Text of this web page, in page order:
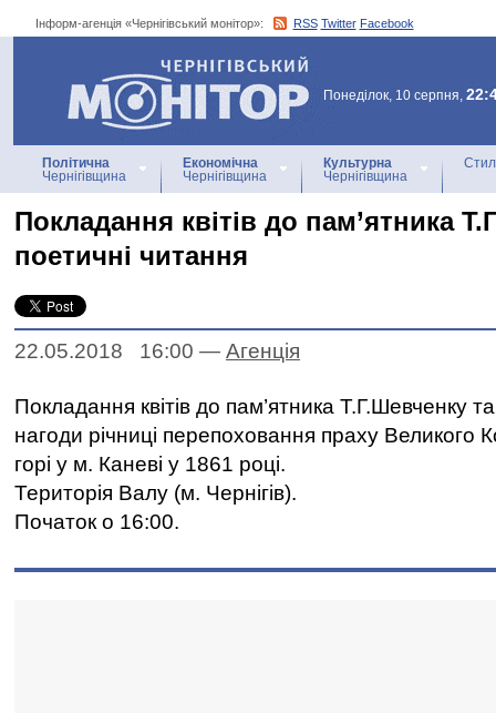
Інформ-агенція «Чернігівський монітор»: RSS Twitter Facebook
Інформ-агенція
«Чернігівський монітор»
Понеділок, 10 серпня,
Політична
Чернігівщина
Економічна
Чернігівщина
Культурна
Чернігівщина
Покладання квітів до пам’ятника
поетичні читання
22.05.2018 16:00 — Агенцiя
Покладання квітів до пам’ятника Т.Г.Шевченку
нагоди річниці перепоховання праху Великого
горі у м. Каневі у 1861 році.
Територія Валу (м. Чернігів).
Початок о 16:00.